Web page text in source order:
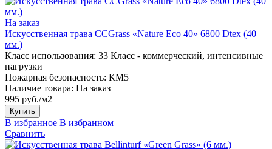
На заказ
Искусственная трава CCGrass «Nature Eco 40» 6800 Dtex (40
мм.)
Класс использования: 33 Класс - коммерческий, интенсивные
нагрузки
Пожарная безопасность: КМ5
Наличие товара: На заказ
995 руб./м2
Купить
В избранное В избранном
Сравнить